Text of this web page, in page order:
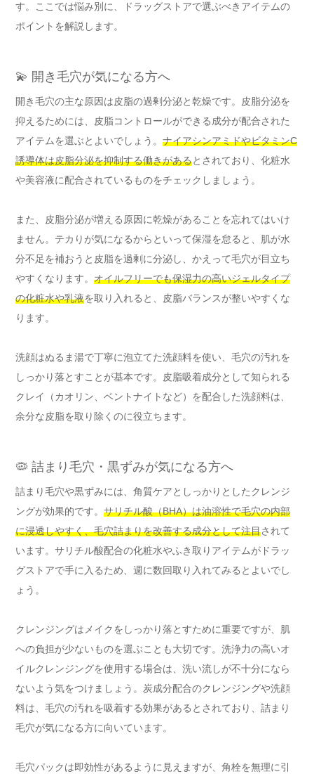
す。ここでは悩み別に、ドラッグストアで選ぶべきアイテムの
ポイントを解説します。
💫 開き毛穴が気になる方へ
開き毛穴の主な原因は皮脂の過剰分泌と乾燥です。皮脂分泌を
抑えるためには、皮脂コントロールができる成分が配合された
アイテムを選ぶとよいでしょう。 ナイアシンアミドやビタミンC
誘導体は皮脂分泌を抑制する働きがあるとされており、化粧水
や美容液に配合されているものをチェックしましょう。
また、皮脂分泌が増える原因に乾燥があることを忘れてはいけ
ません。テカりが気になるからといって保湿を怠ると、肌が水
分不足を補おうと皮脂を過剰に分泌し、かえって毛穴が目立ち
やすくなります。 オイルフリーでも保湿力の高いジェルタイプ
の化粧水や乳液を取り入れると、皮脂バランスが整いやすくな
ります。
洗顔はぬるま湯で丁寧に泡立てた洗顔料を使い、毛穴の汚れを
しっかり落とすことが基本です。皮脂吸着成分として知られる
クレイ（カオリン、ベントナイトなど）を配合した洗顔料は、
余分な皮脂を取り除くのに役立ちます。
🦠 詰まり毛穴・黒ずみが気になる方へ
詰まり毛穴や黒ずみには、角質ケアとしっかりとしたクレンジ
ングが効果的です。 サリチル酸（BHA）は油溶性で毛穴の内部
に浸透しやすく、毛穴詰まりを改善する成分として注目されて
います。サリチル酸配合の化粧水やふき取りアイテムがドラッ
グストアで手に入るため、週に数回取り入れてみるとよいでし
ょう。
クレンジングはメイクをしっかり落とすために重要ですが、肌
への負担が少ないものを選ぶことも大切です。洗浄力の高いオ
イルクレンジングを使用する場合は、洗い流しが不十分になら
ないよう気をつけましょう。炭成分配合のクレンジングや洗顔
料は、毛穴の汚れを吸着する効果があるとされており、詰まり
毛穴が気になる方に向いています。
毛穴パックは即効性があるように見えますが、角栓を無理に引